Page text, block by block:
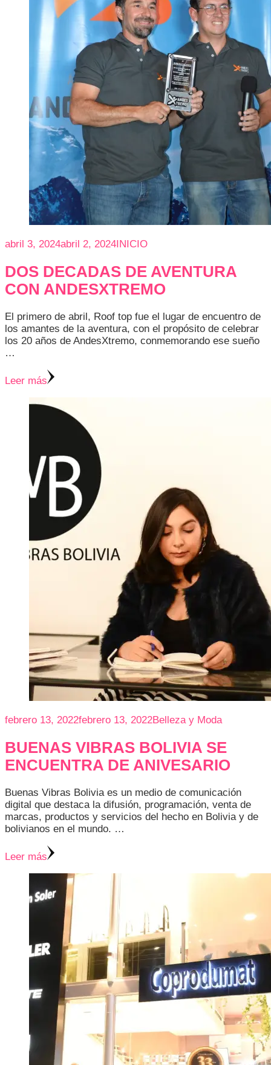
abril 3, 2024abril 2, 2024INICIO
DOS DECADAS DE AVENTURA
CON ANDESXTREMO
El primero de abril, Roof top fue el lugar de encuentro de
los amantes de la aventura, con el propósito de celebrar
los 20 años de AndesXtremo, conmemorando ese sueño
…
Leer más
febrero 13, 2022febrero 13, 2022Belleza y Moda
BUENAS VIBRAS BOLIVIA SE
ENCUENTRA DE ANIVESARIO
Buenas Vibras Bolivia es un medio de comunicación
digital que destaca la difusión, programación, venta de
marcas, productos y servicios del hecho en Bolivia y de
bolivianos en el mundo. …
Leer más